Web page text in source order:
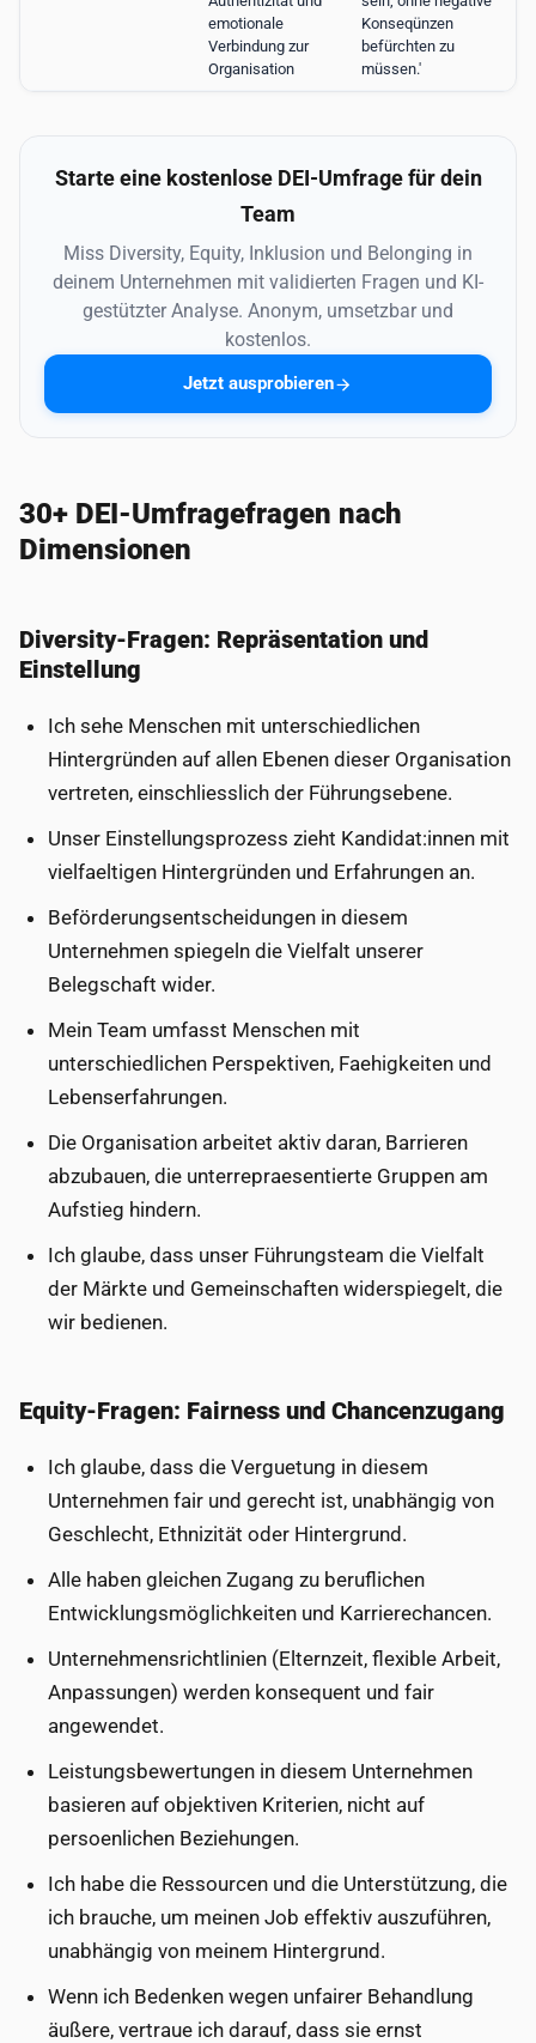
emotionale
Verbindung zur
Organisation
Konseqünzen
befürchten zu
müssen.'
Starte eine kostenlose DEI-Umfrage für dein
Team
Miss Diversity, Equity, Inklusion und Belonging in
deinem Unternehmen mit validierten Fragen und KI-
gestützter Analyse. Anonym, umsetzbar und
kostenlos.
Jetzt ausprobieren
30+ DEI-Umfragefragen nach
Dimensionen
Diversity-Fragen: Repräsentation und
Einstellung
Ich sehe Menschen mit unterschiedlichen
Hintergründen auf allen Ebenen dieser Organisation
vertreten, einschliesslich der Führungsebene.
Unser Einstellungsprozess zieht Kandidat:innen mit
vielfaeltigen Hintergründen und Erfahrungen an.
Beförderungsentscheidungen in diesem
Unternehmen spiegeln die Vielfalt unserer
Belegschaft wider.
Mein Team umfasst Menschen mit
unterschiedlichen Perspektiven, Faehigkeiten und
Lebenserfahrungen.
Die Organisation arbeitet aktiv daran, Barrieren
abzubauen, die unterrepraesentierte Gruppen am
Aufstieg hindern.
Ich glaube, dass unser Führungsteam die Vielfalt
der Märkte und Gemeinschaften widerspiegelt, die
wir bedienen.
Equity-Fragen: Fairness und Chancenzugang
Ich glaube, dass die Verguetung in diesem
Unternehmen fair und gerecht ist, unabhängig von
Geschlecht, Ethnizität oder Hintergrund.
Alle haben gleichen Zugang zu beruflichen
Entwicklungsmöglichkeiten und Karrierechancen.
Unternehmensrichtlinien (Elternzeit, flexible Arbeit,
Anpassungen) werden konsequent und fair
angewendet.
Leistungsbewertungen in diesem Unternehmen
basieren auf objektiven Kriterien, nicht auf
persoenlichen Beziehungen.
Ich habe die Ressourcen und die Unterstützung, die
ich brauche, um meinen Job effektiv auszuführen,
unabhängig von meinem Hintergrund.
Wenn ich Bedenken wegen unfairer Behandlung
äußere, vertraue ich darauf, dass sie ernst